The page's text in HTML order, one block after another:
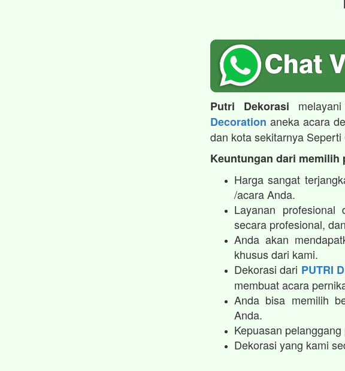
Putri Dekorasi melayani
Decoration aneka acara
dan kota sekitarnya
Keuntungan dari memilih
Harga sangat
/acara Anda.
Layanan
secara profesional,
Anda akan
khusus dari kami.
Dekorasi dari PUTRI
membuat acara
Anda bisa memilih
Anda.
Kepuasan
Dekorasi yang kami